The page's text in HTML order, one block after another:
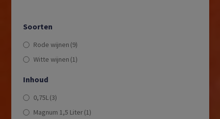
Soorten
Rode wijnen (9)
Witte wijnen (1)
Inhoud
0,75L(3)
Magnum 1,5 Liter(1)